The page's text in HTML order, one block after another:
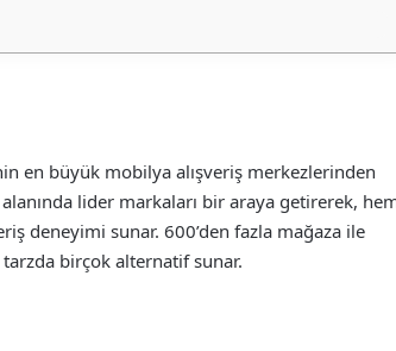
en büyük mobilya alışveriş merkezlerinden
lider markaları bir araya getirerek,
deneyimi sunar. 600’den fazla mağaza ile
birçok alternatif sunar.